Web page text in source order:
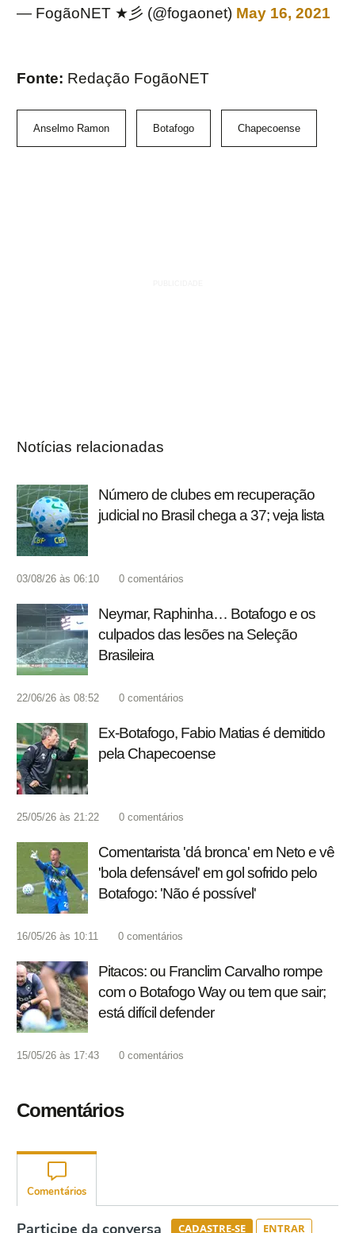
— FogãoNET ★彡 (@fogaonet) May 16, 2021
Fonte: Redação FogãoNET
Anselmo Ramon Botafogo Chapecoense
Notícias relacionadas
Número de clubes em recuperação
judicial no Brasil chega a 37; veja lista
03/08/26 às 06:10 0 comentários
Neymar, Raphinha… Botafogo e os
culpados das lesões na Seleção
Brasileira
22/06/26 às 08:52 0 comentários
Ex-Botafogo, Fabio Matias é demitido
pela Chapecoense
25/05/26 às 21:22 0 comentários
Comentarista 'dá bronca' em Neto e vê
'bola defensável' em gol sofrido pelo
Botafogo: 'Não é possível'
16/05/26 às 10:11 0 comentários
Pitacos: ou Franclim Carvalho rompe
com o Botafogo Way ou tem que sair;
está difícil defender
15/05/26 às 17:43 0 comentários
Comentários